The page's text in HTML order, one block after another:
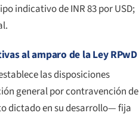
indicativo de INR 83 por USD;
al amparo de la Ley RPwD
las disposiciones
general por contravención de
dictado en su desarrollo— fija